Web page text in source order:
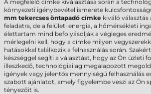
A megfelelő címke kiválasztása során a
környezeti igénybevétel ismerete
mm tekercses öntapadó címke kiváló
feladatra, de a felületi energia, a hőmérsékleti
élettartam mind befolyásolják a végleges
mérlegelni kell, hogy a címke milyen
hatásokkal találkozik a felhasználás során.
készséggel segíti a választást, hogy az Ön üzleti
illeszkedő, technológiailag megalapozott
igények vagy jelentős mennyiségű felhasználás
szabott ajánlatot, amely figyelembe veszi az Ön
tényezőit is.